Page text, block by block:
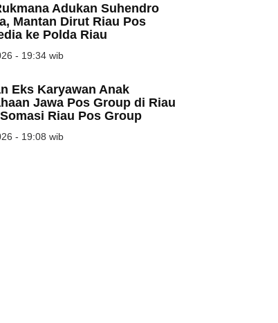
Adukan Suhendro
Mantan Dirut Riau Pos
ke Polda Riau
- 19:34 wib
Eks Karyawan Anak
Jawa Pos Group di Riau
Riau Pos Group
- 19:08 wib